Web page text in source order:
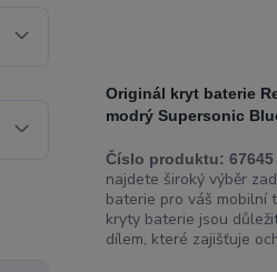
Originál kryt baterie
modrý Supersonic
Číslo produktu: 67645
najdete široký výběr
baterie pro váš mobilní
kryty baterie jsou
dílem, které zajišťuje